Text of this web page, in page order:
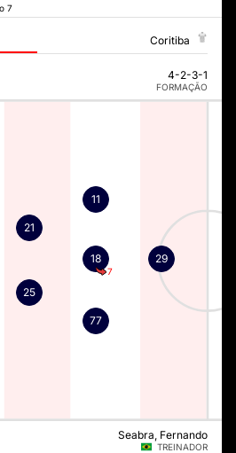
7
Coritiba
4-2-3-1
FORMAÇÃO
25
21
77
18
7
11
29
Seabra, Fernando
TREINADOR